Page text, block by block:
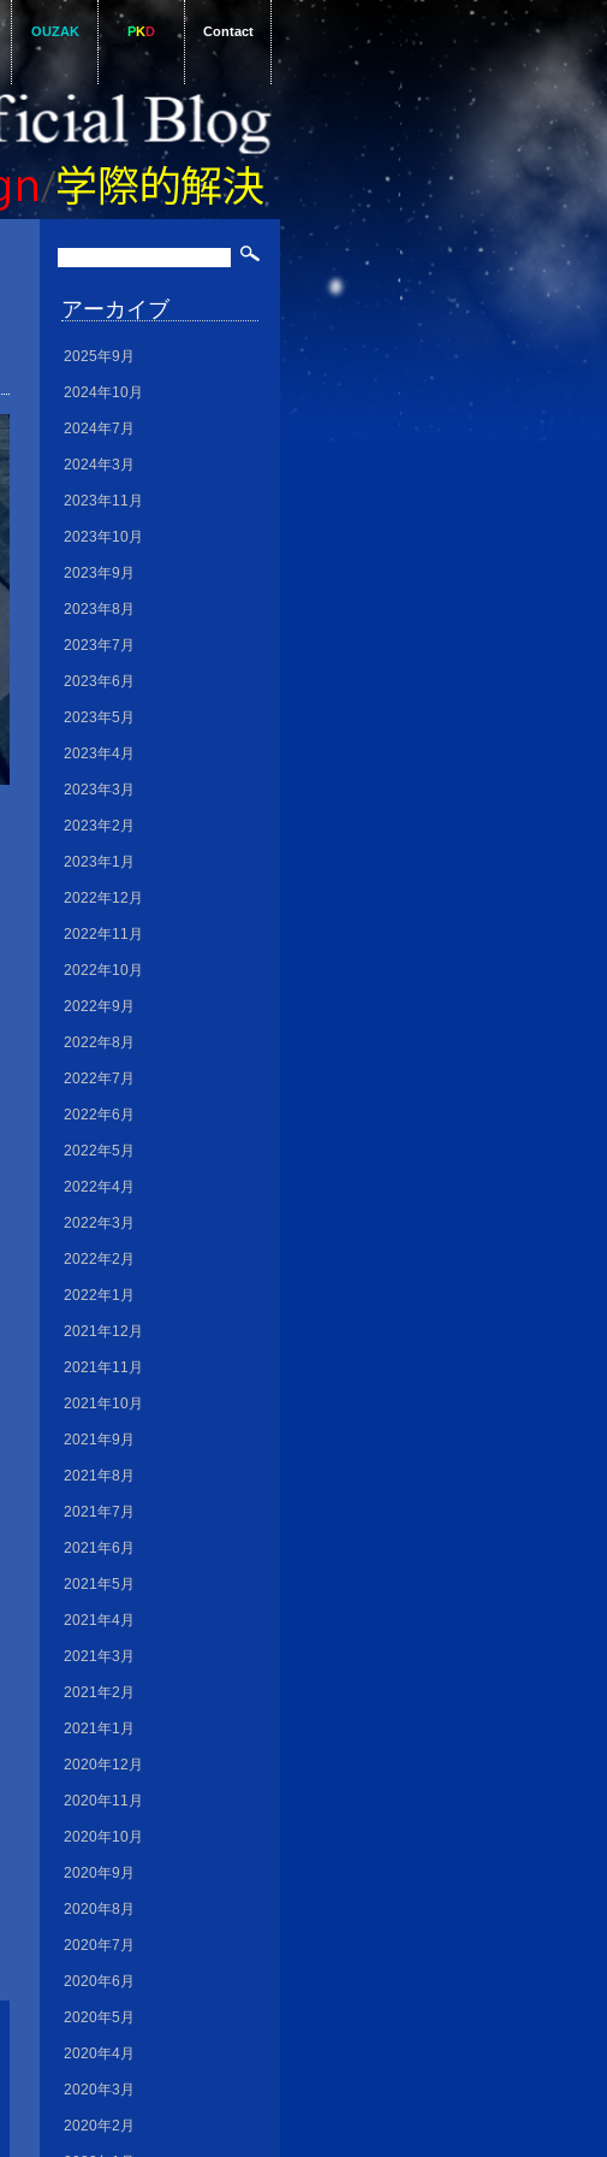
OUZAK PKD Contact
アーカイブ
2025年9月
2024年10月
2024年7月
2024年3月
2023年11月
2023年10月
2023年9月
2023年8月
2023年7月
2023年6月
2023年5月
2023年4月
2023年3月
2023年2月
2023年1月
2022年12月
2022年11月
2022年10月
2022年9月
2022年8月
2022年7月
2022年6月
2022年5月
2022年4月
2022年3月
2022年2月
2022年1月
2021年12月
2021年11月
2021年10月
2021年9月
2021年8月
2021年7月
2021年6月
2021年5月
2021年4月
2021年3月
2021年2月
2021年1月
2020年12月
2020年11月
2020年10月
2020年9月
2020年8月
2020年7月
2020年6月
2020年5月
2020年4月
2020年3月
2020年2月